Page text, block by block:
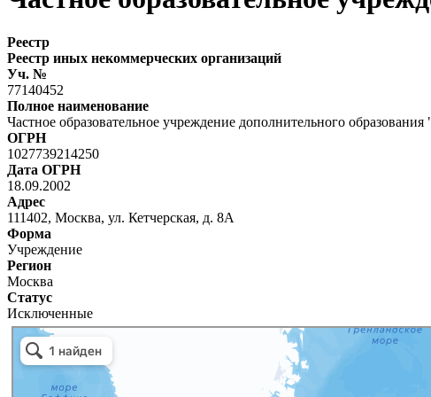
Реестр
Реестр иных некоммерческих организаций
Уч. №
77140452
Полное наименование
Частное образовательное учреждение дополнительного
ОГРН
1027739214250
Дата ОГРН
18.09.2002
Адрес
111402, Москва, ул. Кетчерская, д. 8А
Форма
Учреждение
Регион
Москва
Статус
Исключенные